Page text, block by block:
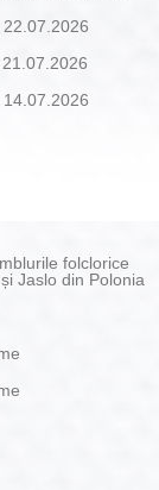
folclorice
Jaslo din Polonia